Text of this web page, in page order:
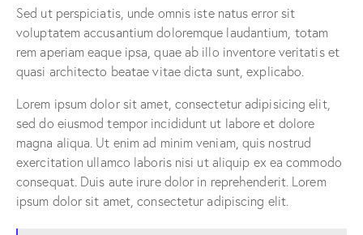
Sed ut perspiciatis, unde omnis iste natus error sit
voluptatem accusantium doloremque laudantium, totam
rem aperiam eaque ipsa, quae ab illo inventore veritatis et
quasi architecto beatae vitae dicta sunt, explicabo.
Lorem ipsum dolor sit amet, consectetur adipisicing elit,
sed do eiusmod tempor incididunt ut labore et dolore
magna aliqua. Ut enim ad minim veniam, quis nostrud
exercitation ullamco laboris nisi ut aliquip ex ea commodo
consequat. Duis aute irure dolor in reprehenderit. Lorem
ipsum dolor sit amet, consectetur adipiscing elit.